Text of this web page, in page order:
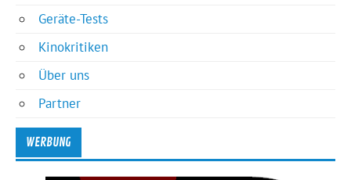
Geräte-Tests
Kinokritiken
Über uns
Partner
WERBUNG